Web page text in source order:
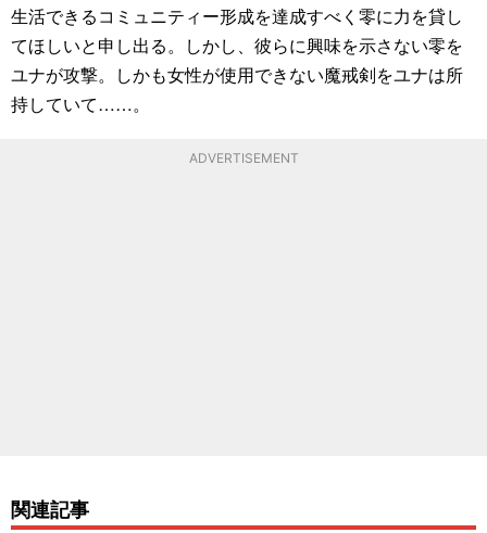
生活できるコミュニティー形成を達成すべく零に力を貸し
てほしいと申し出る。しかし、彼らに興味を示さない零を
ユナが攻撃。しかも女性が使用できない魔戒剣をユナは所
持していて……。
ADVERTISEMENT
関連記事